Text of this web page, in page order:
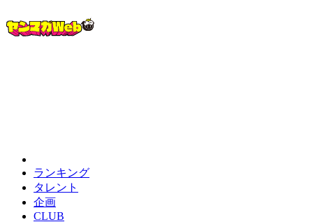
ランキング
タレント
企画
CLUB